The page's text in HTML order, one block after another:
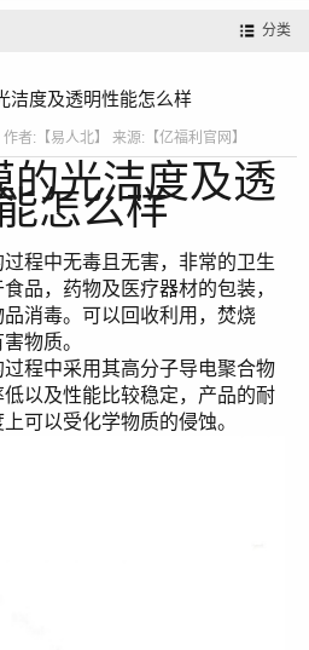
分类
洁度及透明性能怎么样
者:【易人北】 来源:【亿福利官网】
的光洁度及透
怎么样
程中无毒且无害，非常的卫生
品，药物及医疗器材的包装，
消毒。可以回收利用，焚烧
物质。
程中采用其高分子导电聚合物
以及性能比较稳定，产品的耐
可以受化学物质的侵蚀。